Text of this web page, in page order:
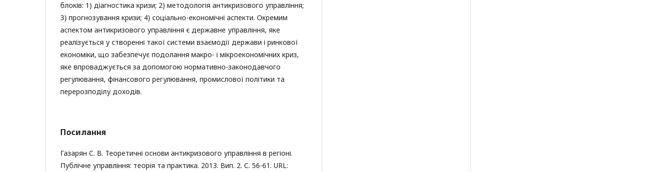
блоків: 1) діагностика кризи; 2) методологія антикризового управління;
3) прогнозування кризи; 4) соціально-економічні аспекти. Окремим
аспектом антикризового управління є державне управління, яке
реалізується у створенні такої системи взаємодії держави і ринкової
економіки, що забезпечує подолання макро- і мікроекономічних криз,
яке впроваджується за допомогою нормативно-законодавчого
регулювання, фінансового регулювання, промислової політики та
перерозподілу доходів.
Посилання
Газарян С. В. Теоретичні основи антикризового управління в регіоні.
Публічне управління: теорія та практика. 2013. Вип. 2. С. 56-61. URL: